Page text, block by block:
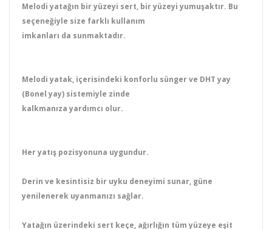
Melodi yatağın bir yüzeyi sert, bir yüzeyi yumuşaktır. Bu
seçeneğiyle size farklı kullanım
imkanları da sunmaktadır.
Melodi yatak, içerisindeki konforlu sünger ve DHT yay
(Bonel yay) sistemiyle zinde
kalkmanıza yardımcı olur.
Her yatış pozisyonuna uygundur.
Derin ve kesintisiz bir uyku deneyimi sunar, güne
yenilenerek uyanmanızı sağlar.
Yatağın üzerindeki sert keçe, ağırlığın tüm yüzeye eşit